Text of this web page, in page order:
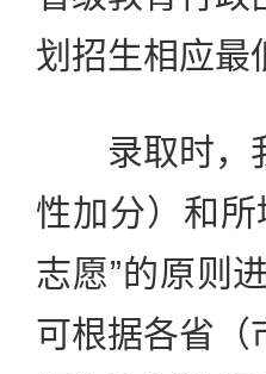
划招生相应最
录取时，我
性加分）和
志愿”的原则
可根据各省（